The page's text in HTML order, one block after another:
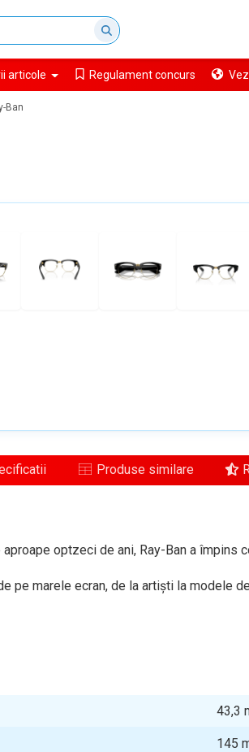
articole Regulament concurs
Ban
Produse similare
optzeci de ani, Ray-Ban a împins
pe marele ecran, de la artiști la modele
43,3
145